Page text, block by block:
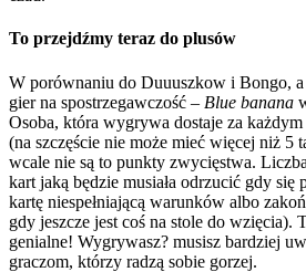
To przejdźmy teraz do plusów
W porównaniu do Duuuszkow i Bongo,
gier na spostrzegawczość – Blue banana
Osoba, która wygrywa dostaje za każdym
(na szczęście nie może mieć więcej niż 5
wcale nie są to punkty zwycięstwa.
kart jaką będzie musiała odrzucić gdy
kartę niespełniającą warunków albo
gdy jeszcze jest coś na stole do wzięcia).
genialne! Wygrywasz? musisz bardziej
graczom, którzy radzą sobie gorzej.